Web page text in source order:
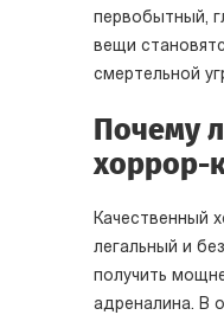
первобытный,
вещи
смертельной
Почему
хоррор-
Качественный
легальный и
получить
адреналина. В